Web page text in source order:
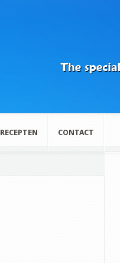
RECEPTEN CONTACT